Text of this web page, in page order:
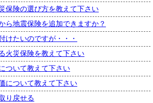
保険の選び方を教えて下さい
ら地震保険を追加できますか？
けたいのですが・・・
火災保険を教えて下さい
ついて教えて下さい
について教えて下さい
り戻せる